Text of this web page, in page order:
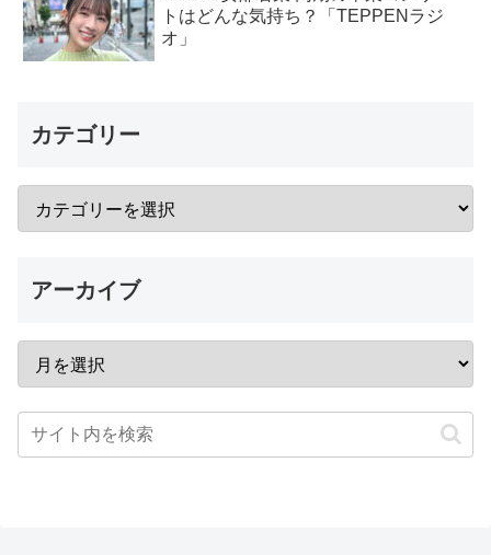
トはどんな気持ち？「TEPPENラジ
オ」
カテゴリー
アーカイブ